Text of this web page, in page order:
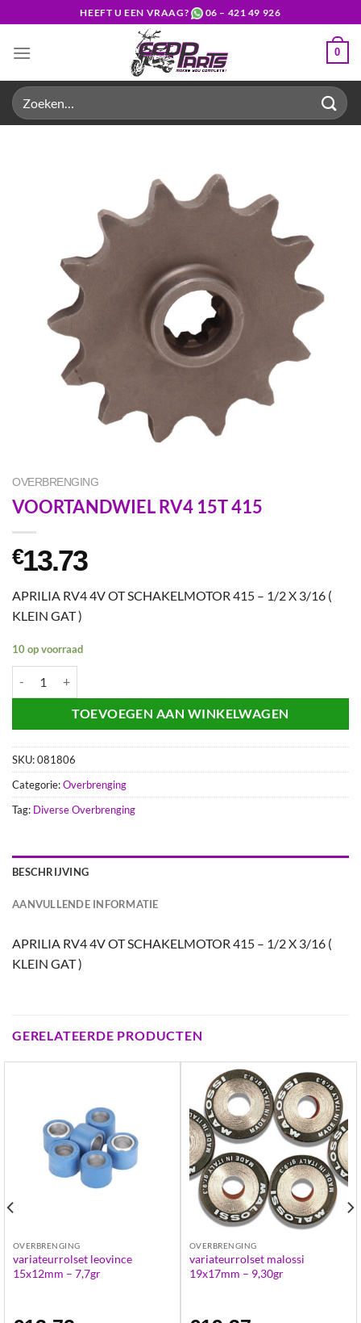
naar
inhoud
HEEFT U EEN VRAAG? 06 – 421 49 926
0
Zoeken
naar:
OVERBRENGING
VOORTANDWIEL RV4 15T 415
€13.73
APRILIA RV4 4V OT SCHAKELMOTOR 415 – 1/2 X 3/16 (
KLEIN GAT )
10 op voorraad
TOEVOEGEN AAN WINKELWAGEN
SKU:081806
Categorie:Overbrenging
Tag: Diverse Overbrenging
BESCHRIJVING
AANVULLENDE INFORMATIE
APRILIA RV4 4V OT SCHAKELMOTOR 415 – 1/2 X 3/16 (
KLEIN GAT )
GERELATEERDE PRODUCTEN
OVERBRENGING
variateurrolset leovince
15x12mm – 7,7gr
OVERBRENGING
variateurrolset malossi
19x17mm – 9,30gr